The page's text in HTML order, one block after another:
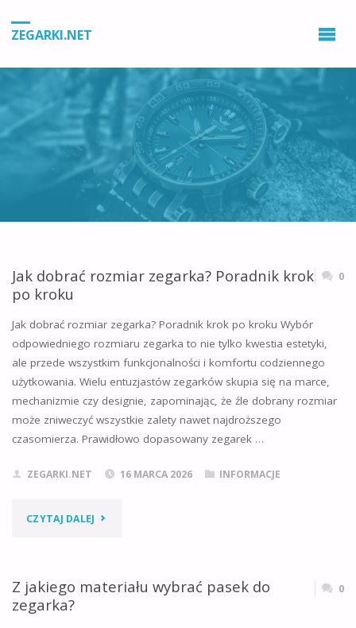
ZEGARKI.NET
Jak dobrać rozmiar zegarka? Poradnik krok
po kroku
0
Jak dobrać rozmiar zegarka? Poradnik krok po kroku Wybór
odpowiedniego rozmiaru zegarka to nie tylko kwestia estetyki,
ale przede wszystkim funkcjonalności i komfortu codziennego
użytkowania. Wielu entuzjastów zegarków skupia się na marce,
mechanizmie czy designie, zapominając, że źle dobrany rozmiar
może zniweczyć wszystkie zalety nawet najdroższego
czasomierza. Prawidłowo dopasowany zegarek …
ZEGARKI.NET 16 MARCA 2026 INFORMACJE
CZYTAJ DALEJ "JAK
ROZMIAR
Z jakiego materiału wybrać pasek do
zegarka?
0